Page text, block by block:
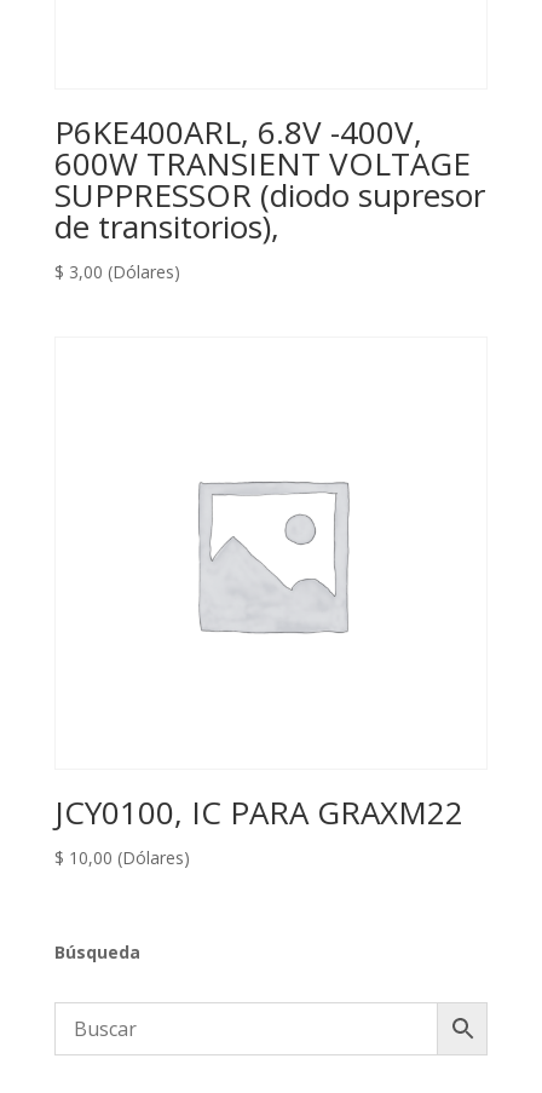
P6KE400ARL, 6.8V -400V,
600W TRANSIENT VOLTAGE
SUPPRESSOR (diodo supresor
de transitorios),
$ 3,00 (Dólares)
JCY0100, IC PARA GRAXM22
$ 10,00 (Dólares)
Búsqueda